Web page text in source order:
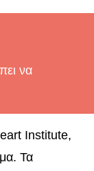
να
Institute,
Τα